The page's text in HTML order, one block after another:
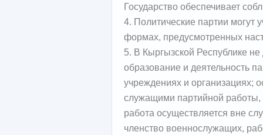
Государство обеспечивает
4. Политические партии могут
формах, предусмотренных
5. В Кыргызской Республике не
образование и деятельность
учреждениях и организациях;
служащими партийной работы,
работа осуществляется вне
членство военнослужащих,